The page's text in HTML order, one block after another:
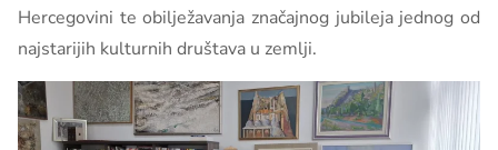
Hercegovini te obilježavanja značajnog jubileja jednog od
najstarijih kulturnih društava u zemlji.